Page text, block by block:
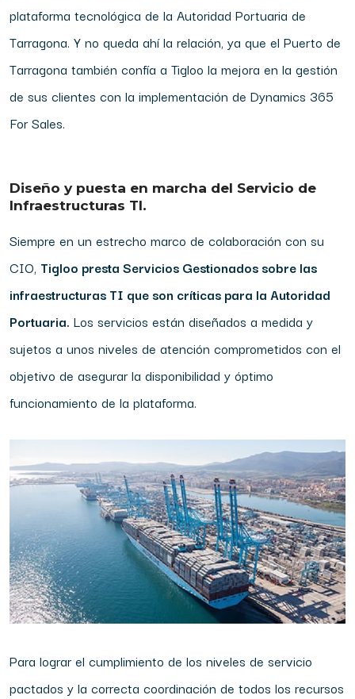
plataforma tecnológica de la Autoridad Portuaria de
Tarragona. Y no queda ahí la relación, ya que el Puerto de
Tarragona también confía a Tigloo la mejora en la gestión
de sus clientes con la implementación de Dynamics 365
For Sales.
Diseño y puesta en marcha del Servicio de
Infraestructuras TI.
Siempre en un estrecho marco de colaboración con su
CIO, Tigloo presta Servicios Gestionados sobre las
infraestructuras TI que son críticas para la Autoridad
Portuaria. Los servicios están diseñados a medida y
sujetos a unos niveles de atención comprometidos con el
objetivo de asegurar la disponibilidad y óptimo
funcionamiento de la plataforma.
Para lograr el cumplimiento de los niveles de servicio
pactados y la correcta coordinación de todos los recursos